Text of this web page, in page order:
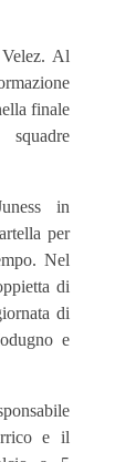
Al
finale
in
per
Nel
di
di
e
e il